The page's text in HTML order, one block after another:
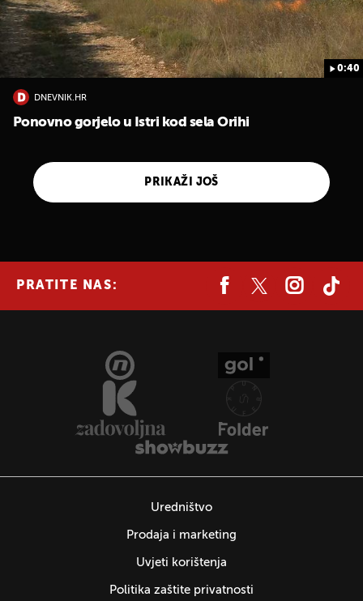
0:40
DNEVNIK.HR
Ponovno gorjelo u Istri kod sela Orihi
PRIKAŽI JOŠ
PRATITE NAS:
Uredništvo
Prodaja i marketing
Uvjeti korištenja
Politika zaštite privatnosti